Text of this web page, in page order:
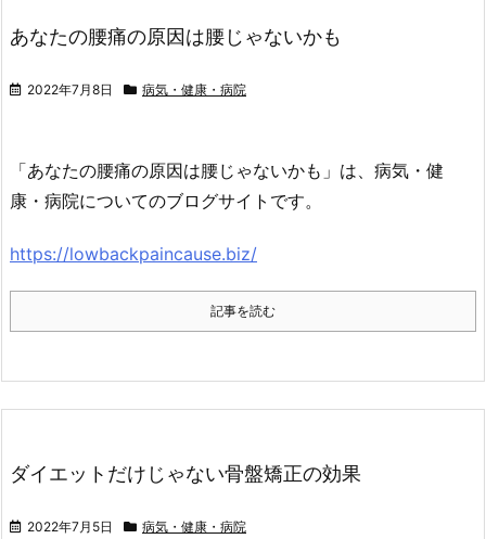
あなたの腰痛の原因は腰じゃないかも
2022年7月8日 病気・健康・病院
「あなたの腰痛の原因は腰じゃないかも」は、病気・健
康・病院についてのブログサイトです。
https://lowbackpaincause.biz/
記事を読む
ダイエットだけじゃない骨盤矯正の効果
2022年7月5日 病気・健康・病院